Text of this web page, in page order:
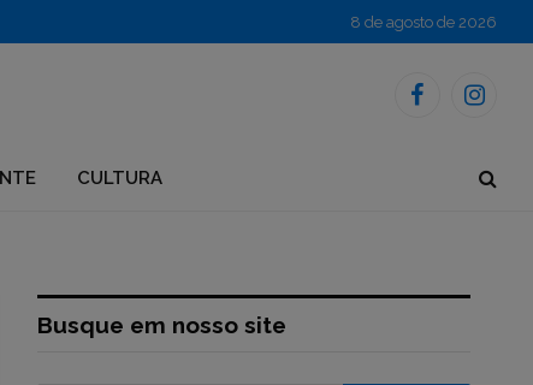
8 de agosto de 2026
Facebook
CULTURA
Busque em nosso site